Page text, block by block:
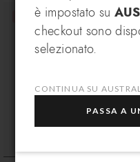
In che paese
Iscriviti alla nostra
è impostato su
checkout sono
selezionato.
CONTINUA SU
PASSA A